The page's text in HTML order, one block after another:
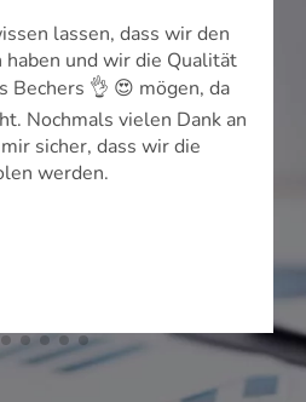
Ordnung?“
💪💪💪 vielen Dank!“